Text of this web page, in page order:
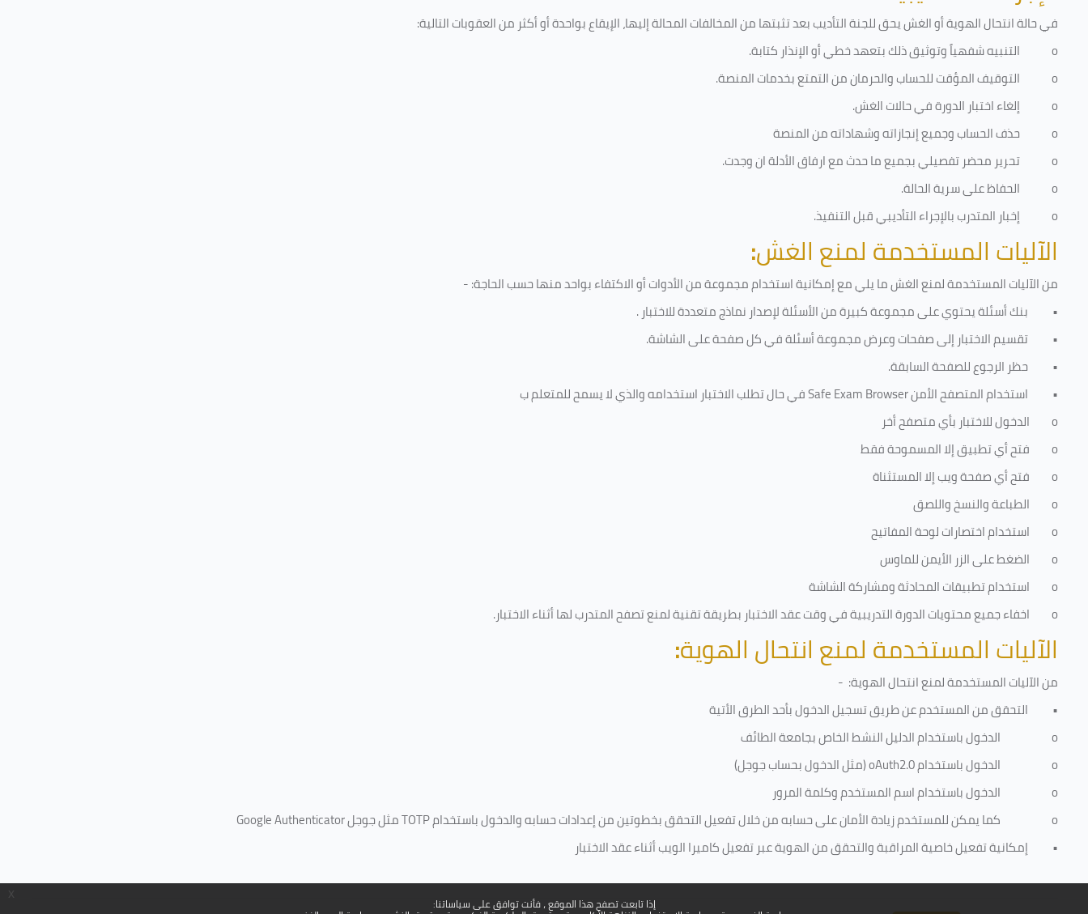
إذا تابعت تصفح هذا الموقع ، فأنت توافق على سياساتنا:
في حالة انتحال الهوية أو الغش يحق للجنة التأديب بعد تثبتها من المخالفات المحالة إليها، الإيقاع بواحدة أو أكثر من العقوبات التالية:
o
التنبيه شفهياً وتوثيق ذلك بتعهد خطي أو الإنذار كتابة.
o
التوقيف المؤقت للحساب والحرمان من التمتع بخدمات المنصة.
o
إلغاء اختبار الدورة في حالات الغش.
o
حذف الحساب وجميع إنجازاته وشهاداته من المنصة
o
تحرير محضر تفصيلي بجميع ما حدث مع ارفاق الأدلة ان وجدت.
o
الحفاظ على سرية الحالة.
o
إخبار المتدرب بالإجراء التأديبي قبل التنفيذ.
الآليات المستخدمة لمنع الغش:
من الآليات المستخدمة لمنع الغش ما يلي مع إمكانية استخدام مجموعة من الأدوات أو الاكتفاء بواحد منها حسب الحاجة: -
• بنك أسئلة يحتوي على مجموعة كبيرة من الأسئلة لإصدار نماذج متعددة للاختبار.
• تقسيم الاختبار إلى صفحات وعرض مجموعة أسئلة في كل صفحة على الشاشة.
• حظر الرجوع للصفحة السابقة.
• استخدام المتصفح الأمنSafe Exam Browserفي حال تطلب الاختبار استخدامه والذي لا يسمح للمتعلم ب
o
الدخول للاختبار بأي متصفح أخر
o
فتح أي تطبيق إلا المسموحة فقط
o
فتح أي صفحة ويب إلا المستثناة
o
الطباعة والنسخ واللصق
o
استخدام اختصارات لوحة المفاتيح
o
الضغط على الزر الأيمن للماوس
o
استخدام تطبيقات المحادثة ومشاركة الشاشة
o
اخفاء جميع محتويات الدورة التدريبية في وقت عقد الاختبار بطريقة تقنية لمنع تصفح المتدرب لها أثناء الاختبار.
الآليات المستخدمة لمنع انتحال الهوية:
من الآليات المستخدمة لمنعانتحال الهوية: -
• التحقق من المستخدم عن طريق تسجيل الدخول بأحد الطرق الأتية
o
الدخول باستخدام الدليل النشط الخاص بجامعة الطائف
o
الدخول باستخدامoAuth2.0(مثل الدخول بحساب جوجل)
o
الدخول باستخدام اسم المستخدم وكلمة المرور
o
كما يمكن للمستخدم زيادة الأمان على حسابه من خلال تفعيل التحقق بخطوتين من إعدادات حسابه والدخول باستخدامTOTPمثل جوجلGoogle Authenticator
• إمكانية تفعيل خاصية المراقبة والتحقق من الهوية عبر تفعيل كاميرا الويب أثناء عقد الاختبار